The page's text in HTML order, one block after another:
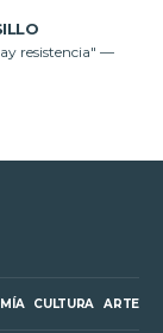
CULTURA ARTE